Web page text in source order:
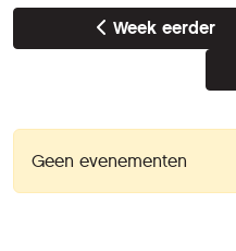
Week eerder
Geen evenementen